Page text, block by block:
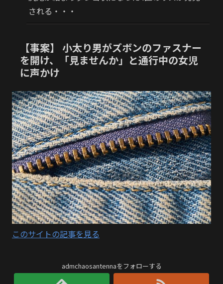
される・・・
【事案】 小太り男がズボンのファスナー
を開け、「見ませんか」と通行中の女児
に声かけ
このサイトの記事を見る
admchaosantennaをフォローする